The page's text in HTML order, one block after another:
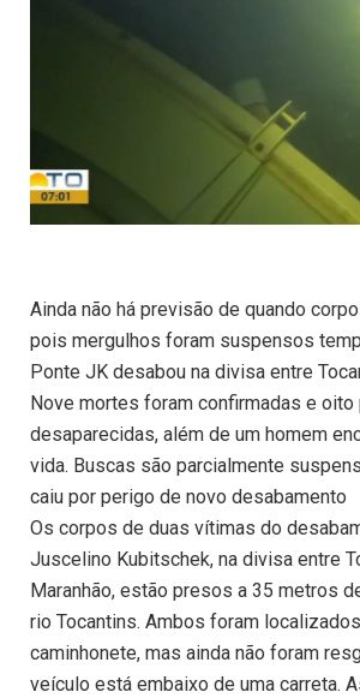
Ainda não há previsão de quando
pois mergulhos foram suspensos
Ponte JK desabou na divisa entre
Nove mortes foram confirmadas e
desaparecidas, além de um homem
vida. Buscas são parcialmente
caiu por perigo de novo desabamento
Os corpos de duas vítimas do
Juscelino Kubitschek, na divisa entre
Maranhão, estão presos a 35 metros
rio Tocantins. Ambos foram
caminhonete, mas ainda não foram
veículo está embaixo de uma carreta.